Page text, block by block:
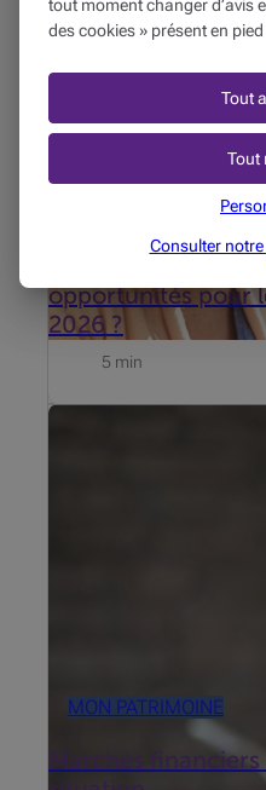
MON PATRIMOINE
opportunités pour
2026 ?
au second semestre ?
5 min
MON PATRIMOINE
Marchés
Mise à jour du 19 juni
tout moment changer d’avis
des cookies » présent en
Tout
Tout
Consulter